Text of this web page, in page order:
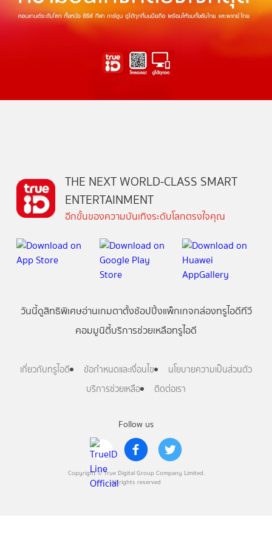
Follow us
Copyright © True Digital Group Company Limited.
All rights reserved
THE NEXT WORLD-CLASS SMART
ENTERTAINMENT
อีกขั้นของความบันเทิงระดับโลกตรงใจคุณ
วันนี้ดูสิทธิพิเศษอ่านเกมตาตั้งช้อปปิ้งแพ็กเกจกล่องทรูไอดีทีวี
คอมมูนิตี้บริการช่วยเหลือทรูไอดี
เกี่ยวกับทรูไอดี ข้อกำหนดและเงื่อนไข
นโยบายความเป็นส่วนตัว
บริการช่วยเหลือ
ติดต่อเรา